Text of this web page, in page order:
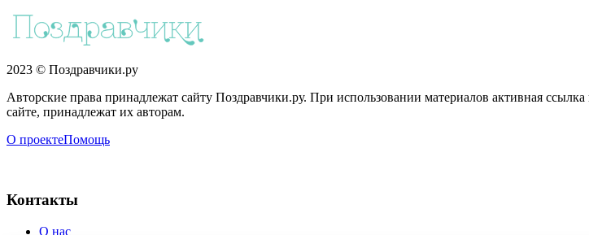
2023 © Поздравчики.ру
Авторские права принадлежат сайту Поздравчики.ру. При использовании материалов активная
сайте, принадлежат их авторам.
О проектеПомощь
Контакты
О нас